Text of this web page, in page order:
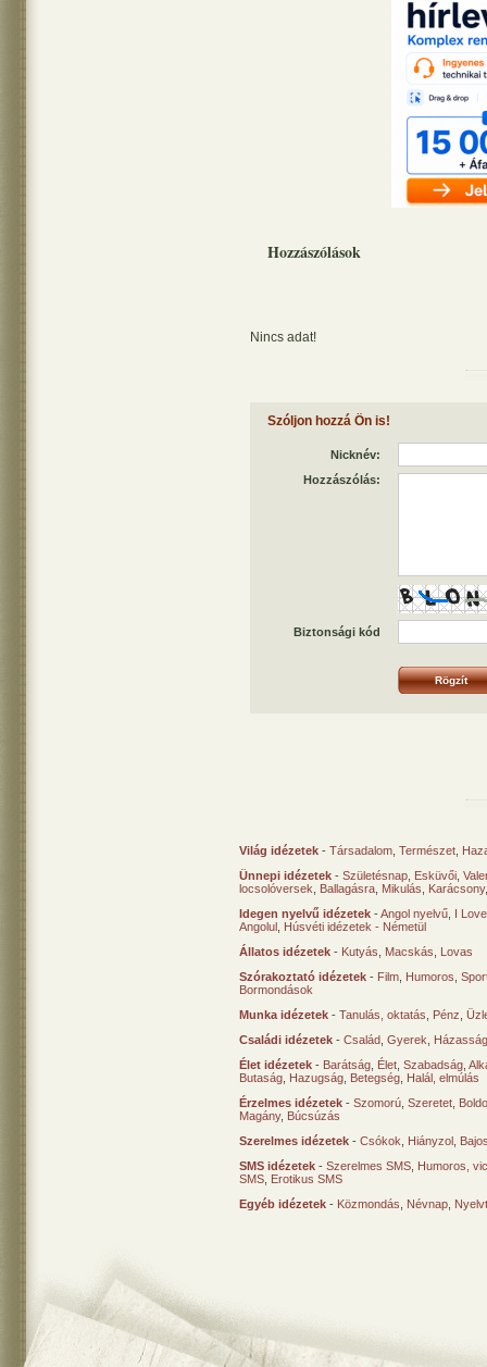
Hozzászólások
Nincs adat!
Szóljon hozzá Ön is!
Nicknév:
Hozzászólás:
Biztonsági kód
Világ idézetek - Társadalom Természet
Ünnepi idézetek - Születésnap Esküvői
locsolóversek
Ballagásra Mikulás Karácsony
Idegen nyelvű idézetek -Angol nyelvű I
Angolul Húsvéti idézetek - Németül
Állatos idézetek - Kutyás Macskás
Lovas
Szórakoztató idézetek - Film Humoros
Bormondások
Munka idézetek - Tanulás, oktatás Pénz
Családi idézetek - Család Gyerek
Élet idézetek - Barátság Élet Szabadság
Butaság Hazugság Betegség Halál, elmúlás
Érzelmes idézetek - Szomorú Szeretet
Magány, Búcsúzás
Szerelmes idézetek - Csókok Hiányzol
SMS idézetek - Szerelmes SMS Humoros,
SMS Erotikus SMS
Egyéb idézetek - Közmondás Névnap